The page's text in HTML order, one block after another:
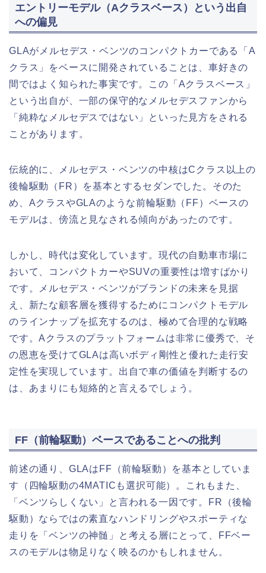
エントリーモデル（Aクラスベース）という出自
への偏見
GLAがメルセデス・ベンツのコンパクトカーである「A
クラス」をベースに開発されていることは、車好きの
間ではよく知られた事実です。この「Aクラスベース」
という出自が、一部の保守的なメルセデスファンから
「純粋なメルセデスではない」といった見方をされる
ことがあります。
伝統的に、メルセデス・ベンツの中核はCクラス以上の
後輪駆動（FR）を基本とするセダンでした。そのた
め、AクラスやGLAのような前輪駆動（FF）ベースの
モデルは、傍流と見なされる傾向があったのです。
しかし、時代は変化しています。現代の自動車市場に
おいて、コンパクトカーやSUVの重要性は増すばかり
です。メルセデス・ベンツがブランドの未来を見据
え、新たな顧客層を獲得するためにコンパクトモデル
のラインナップを拡充するのは、極めて合理的な戦略
です。Aクラスのプラットフォームは非常に優秀で、そ
の恩恵を受けてGLAは高いボディ剛性と優れた走行安
定性を実現しています。出自で車の価値を判断するの
は、あまりにも短絡的と言えるでしょう。
FF（前輪駆動）ベースであることへの批判
前述の通り、GLAはFF（前輪駆動）を基本としていま
す（四輪駆動の4MATICも選択可能）。これもまた、
「ベンツらしくない」と言われる一因です。FR（後輪
駆動）ならではの素直なハンドリングやスポーティな
走りを「ベンツの神髄」と考える層にとって、FFベー
スのモデルは物足りなく映るのかもしれません。